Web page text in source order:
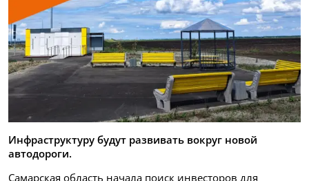
Инфраструктуру будут развивать вокруг новой
автодороги.
Самарская область начала поиск инвесторов для